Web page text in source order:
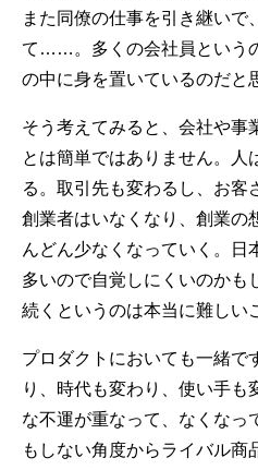
また同僚の仕事を引き継いで
て……。多くの会社員という
の中に身を置いているのだと
そう考えてみると、会社や事
とは簡単ではありません。人
る。取引先も変わるし、お客
創業者はいなくなり、創業の
んどん少なくなっていく。日
多いので自覚しにくいのかも
続くというのは本当に難しい
プロダクトにおいても一緒で
り、時代も変わり、使い手も
な不運が重なって、なくなっ
もしない角度からライバル商